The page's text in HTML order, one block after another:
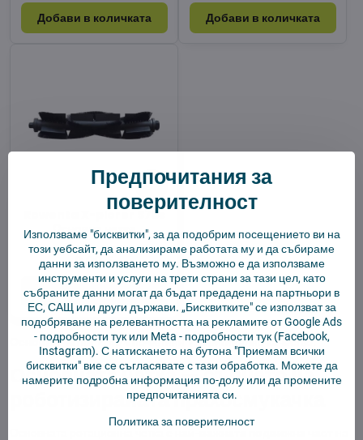
Добави в количката Добави в количката
9%
Rowenta X-plorer S75s
Основна четка
В наличност
9,90 €
Добави в количката
Основни четки✓ 40% по-евтини ✓ Оригинално качество.
Основната четка — сърцето на
роботизираната прахосмукачка
най-важната подвижна част
Предпочитания за
поверителност
Използваме "бисквитки", за да подобрим посещението ви на
този уебсайт, да анализираме работата му и да събираме
данни за използването му. Възможно е да използваме
инструменти и услуги на трети страни за тази цел, като
събраните данни могат да бъдат предадени на партньори в
ЕС, САЩ или други държави. „Бисквитките" се използват за
подобряване на релевантността на рекламите от Google Ads
- подробности тукили Meta - подробности тук(Facebook,
Instagram). С натискането на бутона "Приемам всички
бисквитки" вие се съгласявате с тази обработка. Можете да
намерите подробна информация по-долу или да промените
предпочитанията си.
Политика за поверителност